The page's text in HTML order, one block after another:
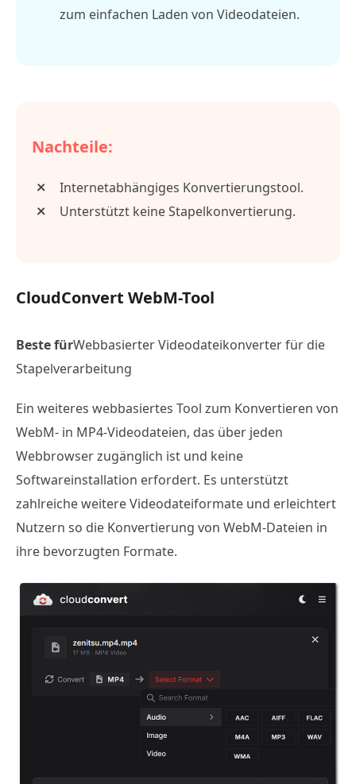
zum einfachen Laden von Videodateien.
Nachteile:
Internetabhängiges Konvertierungstool.
Unterstützt keine Stapelkonvertierung.
CloudConvert WebM-Tool
Beste fürWebbasierter Videodateikonverter für die
Stapelverarbeitung
Ein weiteres webbasiertes Tool zum Konvertieren von
WebM- in MP4-Videodateien, das über jeden
Webbrowser zugänglich ist und keine
Softwareinstallation erfordert. Es unterstützt
zahlreiche weitere Videodateiformate und erleichtert
Nutzern so die Konvertierung von WebM-Dateien in
ihre bevorzugten Formate.